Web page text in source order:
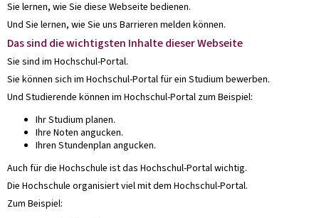
Sie lernen, wie Sie diese Webseite bedienen.
Und Sie lernen, wie Sie uns Barrieren melden können.
Das sind die wichtigsten Inhalte dieser Webseite
Sie sind im Hochschul-Portal.
Sie können sich im Hochschul-Portal für ein Studium bewerben.
Und Studierende können im Hochschul-Portal zum Beispiel:
Ihr Studium planen.
Ihre Noten angucken.
Ihren Stundenplan angucken.
Auch für die Hochschule ist das Hochschul-Portal wichtig.
Die Hochschule organisiert viel mit dem Hochschul-Portal.
Zum Beispiel: